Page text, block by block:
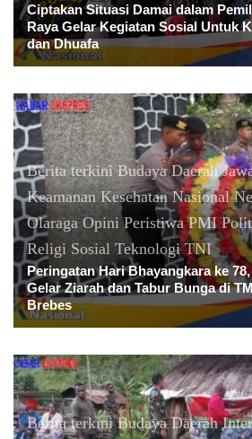
Ciptakan Situasi Damai dalam
Raya Gelar Kegiatan Sosial Untuk
dan Dhuafa
Berita terkini Budaya Daerah
Keamanan Kesehatan Nasional
Olaraga Opini Peristiwa PMI
Religi Sosial Teknologi TNI
Peringatan Hari Bhayangkara ke
Gelar Ziarah dan Tabur Bunga di
Brebes
Berita terkini Budaya Daerah